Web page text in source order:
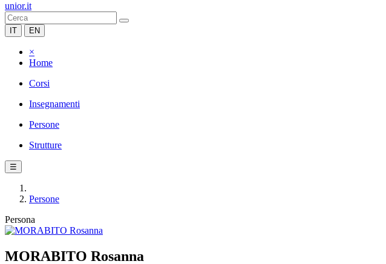
unior.it
IT EN
×
Home
Corsi
Insegnamenti
Persone
Strutture
☰
Persone
Persona
MORABITO Rosanna